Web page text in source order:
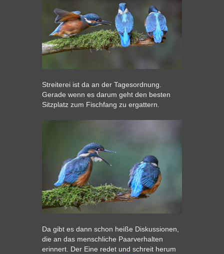
Streiterei ist da an der Tagesordnung.
Gerade wenn es darum geht den besten
Sitzplatz zum Fischfang zu ergattern.
Da gibt es dann schon heiße Diskussionen,
die an das menschliche Paarverhalten
erinnert. Der Eine redet und schreit herum